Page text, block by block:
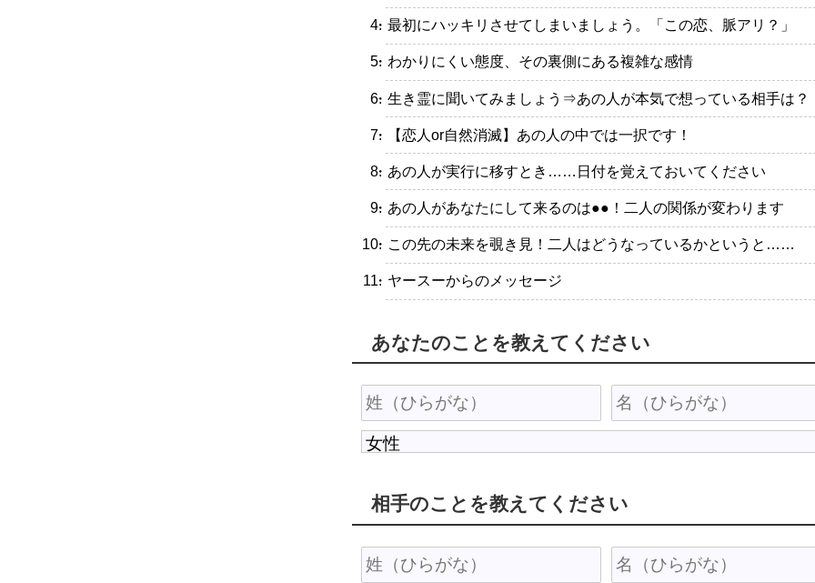
・最初にハッキリさせてしまいましょう。「この恋、脈アリ？」
・わかりにくい態度、その裏側にある複雑な感情
・生き霊に聞いてみましょう⇒あの人が本気で想っている相手は？
・【恋人or自然消滅】あの人の中では一択です！
・あの人が実行に移すとき……日付を覚えておいてください
・あの人があなたにして来るのは●●！二人の関係が変わります
・この先の未来を覗き見！二人はどうなっているかというと……
・ヤースーからのメッセージ
あなたのことを教えてください
相手のことを教えてください